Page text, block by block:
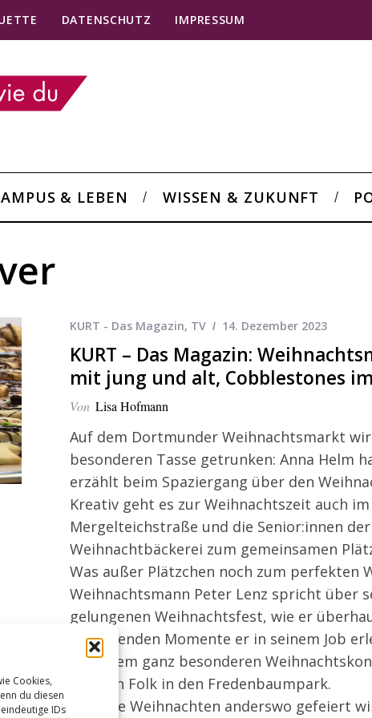
Cookies,
du diesen
IDs
DATENSCHUTZ IMPRESSUM
& LEBEN WISSEN & ZUKUNFT
KURT - Das Magazin, TV 14. Dezember 2023
KURT – Das Magazin:
mit jung und alt, Cobblestones
Von Lisa Hofmann
Auf dem Dortmunder Weihnachtsmarkt
besonderen Tasse getrunken: Anna Helm
erzählt beim Spaziergang über den
Kreativ geht es zur Weihnachtszeit auch
Mergelteichstraße und die Senior:innen
Weihnachtbäckerei zum gemeinsamen
Was außer Plätzchen noch zum perfekten
Weihnachtsmann Peter Lenz spricht über
gelungenen Weihnachtsfest, wie er
berührenden Momente er in seinem Job
Bei einem ganz besonderen
irischen Folk in den Fredenbaumpark.
Und wie Weihnachten anderswo gefeiert